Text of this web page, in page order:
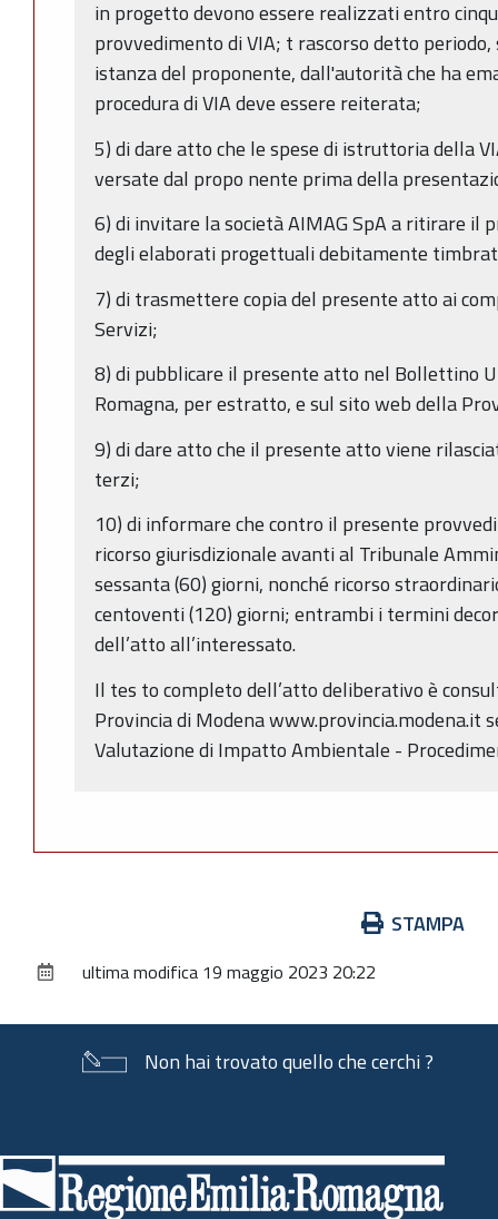
in progetto devono essere realizzati entro
provvedimento di VIA; t rascorso detto periodo,
istanza del proponente, dall'autorità che ha
procedura di VIA deve essere reiterata;
5) di dare atto che le spese di istruttoria della
versate dal propo nente prima della
6) di invitare la società AIMAG SpA a ritirare il
degli elaborati progettuali debitamente
7) di trasmettere copia del presente atto ai
Servizi;
8) di pubblicare il presente atto nel Bollettino
Romagna, per estratto, e sul sito web della
9) di dare atto che il presente atto viene
terzi;
10) di informare che contro il presente
ricorso giurisdizionale avanti al Tribunale
sessanta (60) giorni, nonché ricorso
centoventi (120) giorni; entrambi i termini
dell’atto all’interessato.
Il tes to completo dell’atto deliberativo è
Provincia di Modena www.provincia.modena.it
Valutazione di Impatto Ambientale -
documento
STAMPA
ultima modifica 19 maggio 2023 20:22
Non hai trovato quello che cerchi ?
di
pagina